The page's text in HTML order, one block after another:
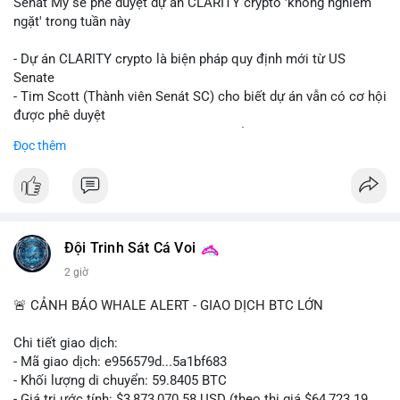
ngặt' trong tuần này
- Dự án CLARITY crypto là biện pháp quy định mới từ US
Senate
- Tim Scott (Thành viên Senát SC) cho biết dự án vẫn có cơ hội
được phê duyệt
trình
#vlikevn #titanbot
Đọc thêm
Đội Trinh Sát Cá Voi
2 giờ
🚨 CẢNH BÁO WHALE ALERT - GIAO DỊCH BTC LỚN
Chi tiết giao dịch:
- Mã giao dịch: e956579d...5a1bf683
- Khối lượng di chuyển: 59.8405 BTC